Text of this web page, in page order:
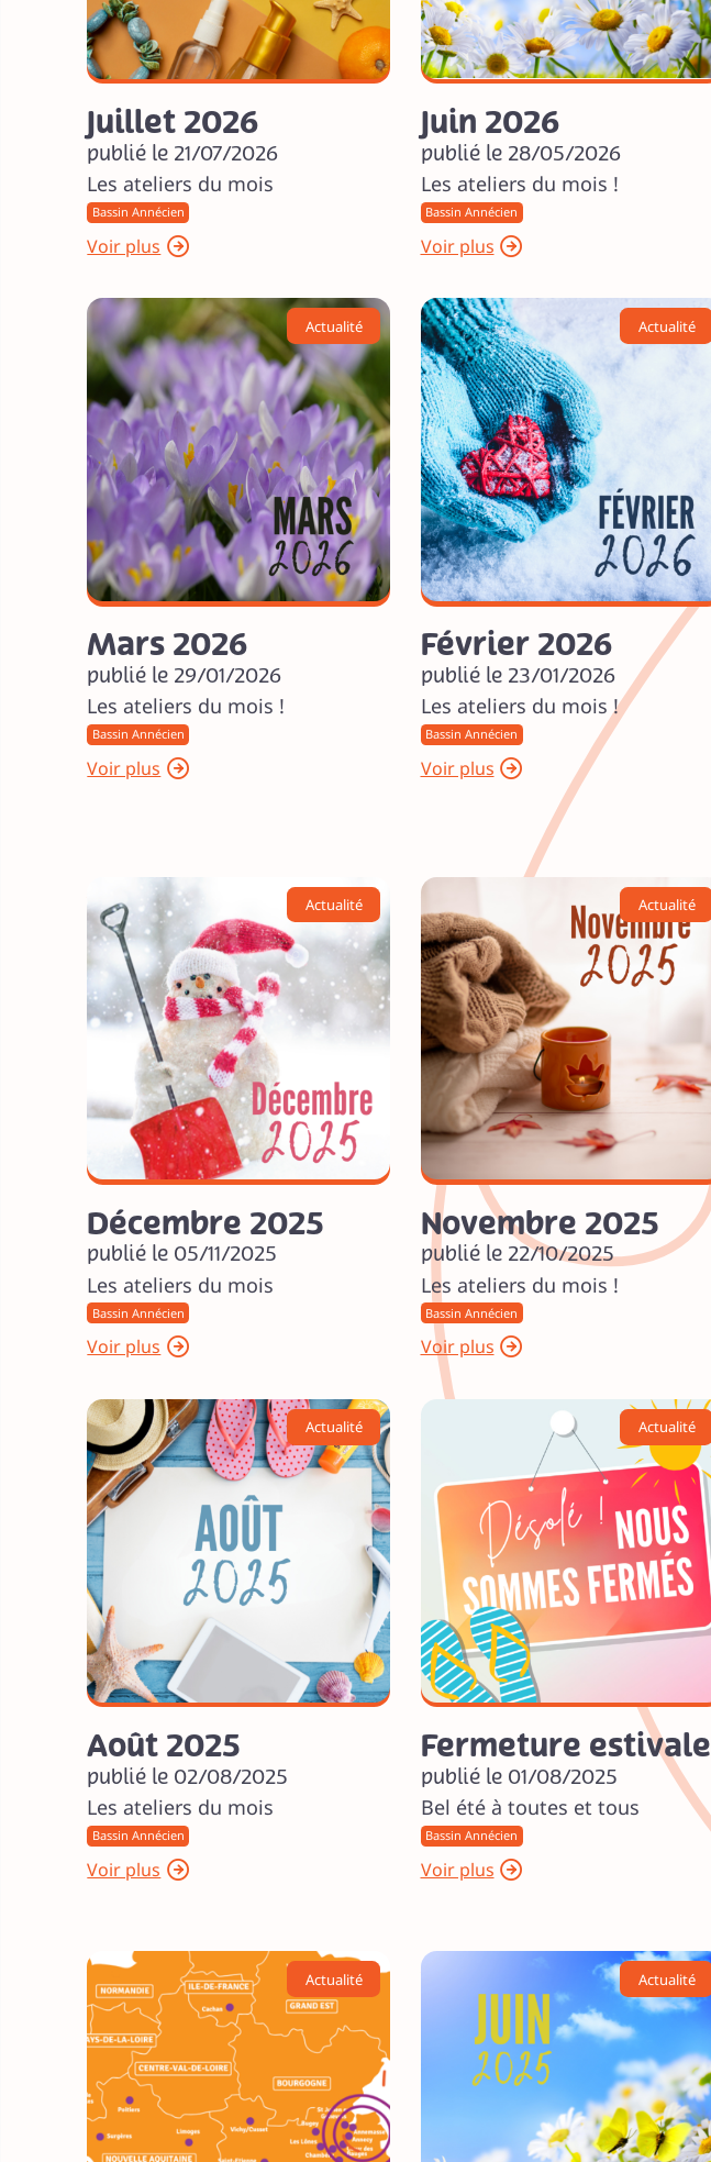
Juillet 2026
publié le 21/07/2026
Les ateliers du mois
Bassin Annécien
Voir plus
Juin 2026
publié le 28/05/2026
Les ateliers du mois !
Bassin Annécien
Voir plus
Actualité
Mars 2026
publié le 29/01/2026
Les ateliers du mois !
Bassin Annécien
Voir plus
Actualité
Février 2026
publié le 23/01/2026
Les ateliers du mois !
Bassin Annécien
Voir plus
Actualité
Décembre 2025
publié le 05/11/2025
Les ateliers du mois
Bassin Annécien
Voir plus
Actualité
Novembre 2025
publié le 22/10/2025
Les ateliers du mois !
Bassin Annécien
Voir plus
Actualité
Août 2025
publié le 02/08/2025
Les ateliers du mois
Bassin Annécien
Voir plus
Actualité
Fermeture estivale
publié le 01/08/2025
Bel été à toutes et tous
Bassin Annécien
Voir plus
Actualité Actualité